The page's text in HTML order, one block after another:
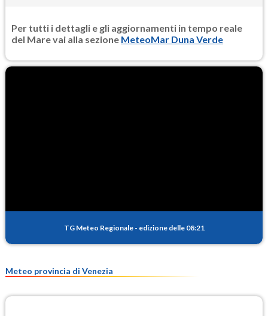
Per tutti i dettagli e gli aggiornamenti in tempo reale
del Mare vai alla sezione MeteoMar Duna Verde
TG Meteo Regionale - edizione delle 08:21
Meteo provincia di Venezia